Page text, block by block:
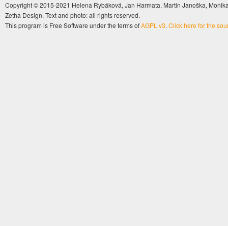
Copyright © 2015-2021 Helena Rybáková, Jan Harmata, Martin Janoška,
Zetha Design. Text and photo: all rights reserved.
This program is Free Software under the terms ofAGPL v3. Click here for the